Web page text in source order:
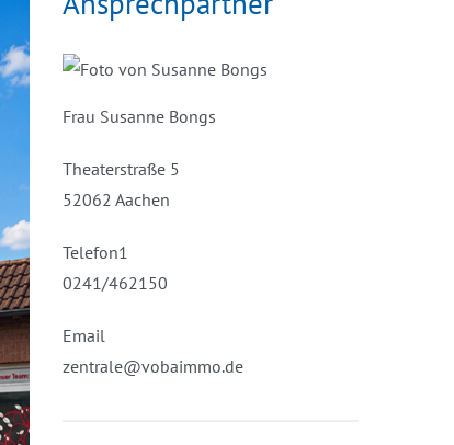
Frau Susanne Bongs
Theaterstraße 5
52062 Aachen
Telefon1
0241/462150
Email
zentrale@vobaimmo.de